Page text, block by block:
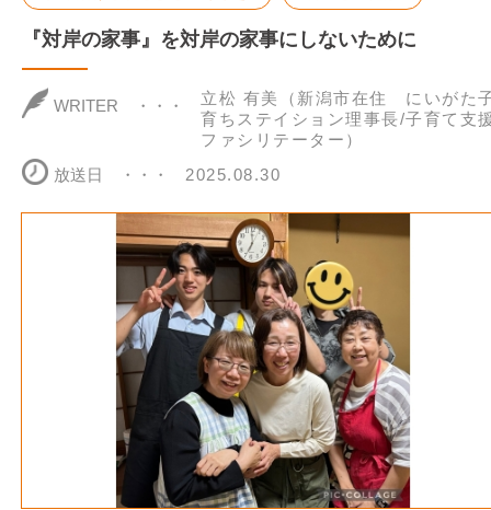
『対岸の家事』を対岸の家事にしないために
WRITER
立松 有美（新潟市在住 にいがた
育ちステイション理事長/子育て支
ファシリテーター）
放送日
2025.08.30